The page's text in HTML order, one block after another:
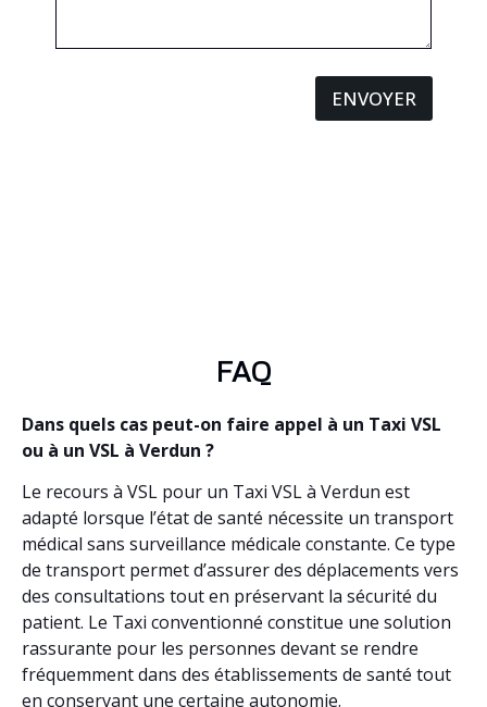
ENVOYER
FAQ
Dans quels cas peut-on faire appel à un Taxi VSL
ou à un VSL à Verdun ?
Le recours à VSL pour un Taxi VSL à Verdun est
adapté lorsque l’état de santé nécessite un transport
médical sans surveillance médicale constante. Ce type
de transport permet d’assurer des déplacements vers
des consultations tout en préservant la sécurité du
patient. Le Taxi conventionné constitue une solution
rassurante pour les personnes devant se rendre
fréquemment dans des établissements de santé tout
en conservant une certaine autonomie.